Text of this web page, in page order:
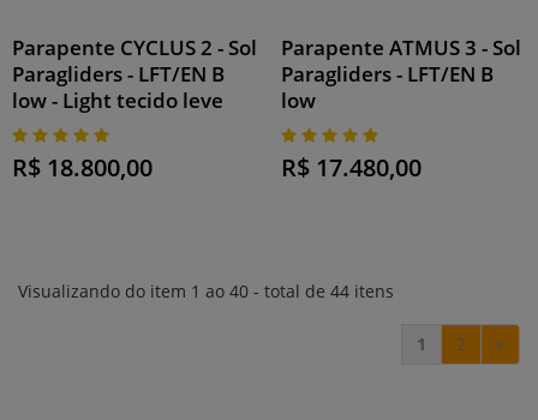
Parapente CYCLUS 2 - Sol
Paragliders - LFT/EN B
low - Light tecido leve
R$ 18.800,00
Parapente ATMUS 3 - Sol
Paragliders - LFT/EN B
low
R$ 17.480,00
Visualizando do item 1 ao 40 - total de 44 itens
1 2 »